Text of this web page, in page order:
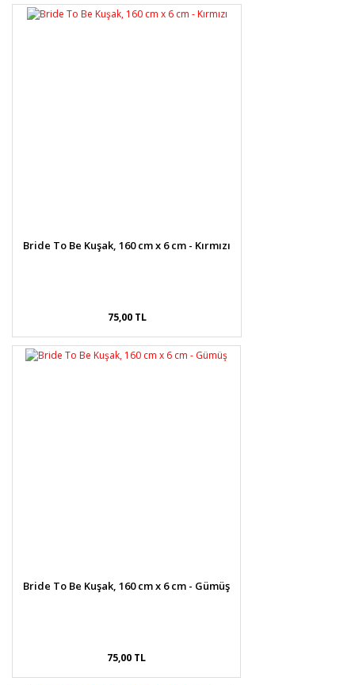
Bride To Be Kuşak, 160 cm x 6 cm - Kırmızı
75,00 TL
Bride To Be Kuşak, 160 cm x 6 cm - Gümüş
75,00 TL